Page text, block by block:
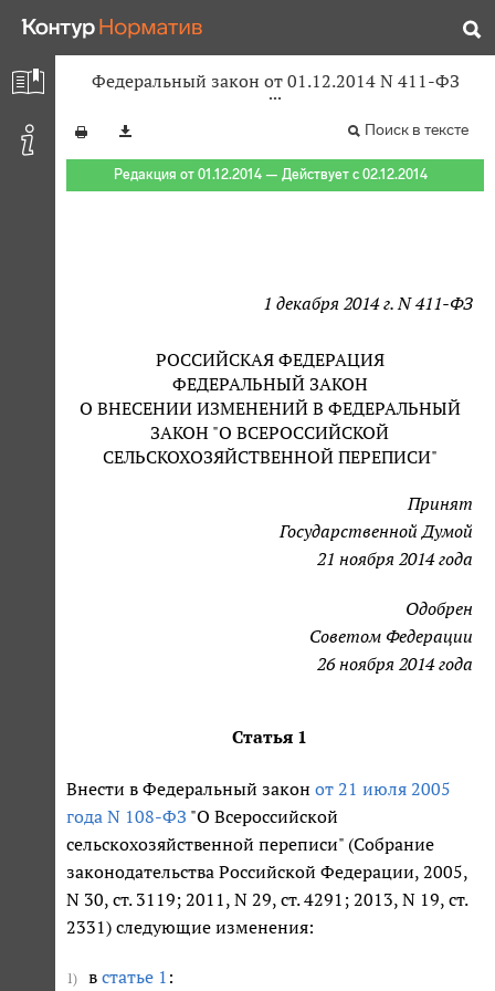
Федеральный закон от 01.12.2014 N 411-ФЗ
Поиск в тексте
Редакция от 01.12.2014 — Действует с 02.12.2014
1 декабря 2014 г. N 411-ФЗ
РОССИЙСКАЯ ФЕДЕРАЦИЯ
ФЕДЕРАЛЬНЫЙ ЗАКОН
О ВНЕСЕНИИ ИЗМЕНЕНИЙ В ФЕДЕРАЛЬНЫЙ
ЗАКОН "О ВСЕРОССИЙСКОЙ
СЕЛЬСКОХОЗЯЙСТВЕННОЙ ПЕРЕПИСИ"
Принят
Государственной Думой
21 ноября 2014 года
Одобрен
Советом Федерации
26 ноября 2014 года
Статья 1
Внести в Федеральный закон от 21 июля 2005
года N 108-ФЗ "О Всероссийской
сельскохозяйственной переписи" (Собрание
законодательства Российской Федерации, 2005,
N 30, ст. 3119; 2011, N 29, ст. 4291; 2013, N 19, ст.
2331) следующие изменения:
1) в статье 1 :